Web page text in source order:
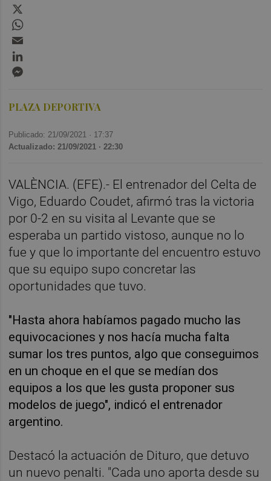
PLAZA DEPORTIVA
Publicado: 21/09/2021 · 17:37
Actualizado: 21/09/2021 · 22:30
VALÈNCIA. (EFE).- El entrenador del Celta de
Vigo, Eduardo Coudet, afirmó tras la victoria
por 0-2 en su visita al Levante que se
esperaba un partido vistoso, aunque no lo
fue y que lo importante del encuentro estuvo
que su equipo supo concretar las
oportunidades que tuvo.
"Hasta ahora habíamos pagado mucho las
equivocaciones y nos hacía mucha falta
sumar los tres puntos, algo que conseguimos
en un choque en el que se medían dos
equipos a los que les gusta proponer sus
modelos de juego", indicó el entrenador
argentino.
Destacó la actuación de Dituro, que detuvo
un nuevo penalti. "Cada uno aporta desde su